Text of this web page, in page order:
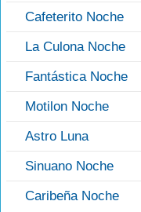
Cafeterito Noche
La Culona Noche
Fantástica Noche
Motilon Noche
Astro Luna
Sinuano Noche
Caribeña Noche